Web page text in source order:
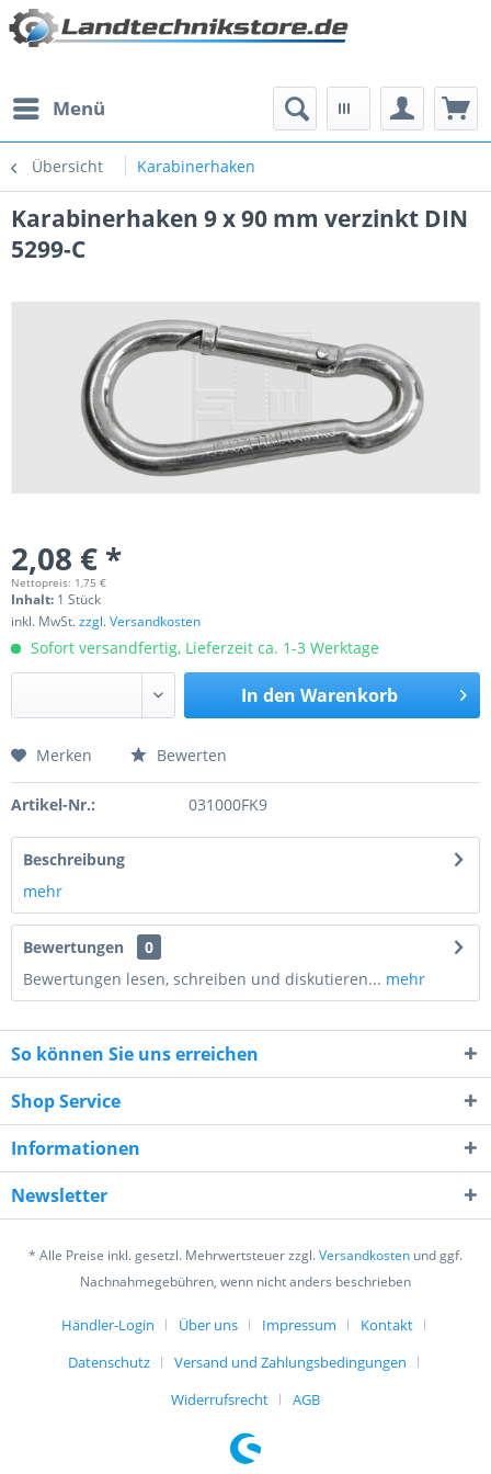
Menü
Übersicht Karabinerhaken
Karabinerhaken 9 x 90 mm verzinkt DIN
5299-C
2,08 € *
Nettopreis: 1,75 €
Inhalt: 1 Stück
inkl. MwSt.zzgl. Versandkosten
Sofort versandfertig, Lieferzeit ca. 1-3 Werktage
In den Warenkorb
Preis anfragen
8 * 8 = ?
verstanden und stimme zu. *
Mit * gekennzeichnete Felder sind Pflichtfelder.
Merken Bewerten
Artikel-Nr.: 031000FK9
Beschreibung
mehr
Bewertungen
0
Bewertungen lesen, schreiben und diskutieren... mehr
So können Sie uns erreichen
Shop Service
Informationen
Newsletter
* Alle Preise inkl. gesetzl. Mehrwertsteuer zzgl.Versandkosten und ggf.
Nachnahmegebühren, wenn nicht anders beschrieben
Händler-Login Über uns Impressum
Kontakt
Datenschutz
Versand und Zahlungsbedingungen
Widerrufsrecht
AGB